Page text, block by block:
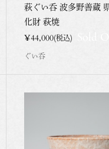
萩ぐい呑 波多野善蔵
化財 萩焼
¥44,000(税込)
ぐい呑